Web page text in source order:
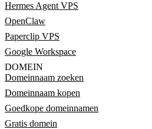
Hermes Agent VPS
OpenClaw
Paperclip VPS
Google Workspace
DOMEIN
Domeinnaam zoeken
Domeinnaam kopen
Goedkope domeinnamen
Gratis domein